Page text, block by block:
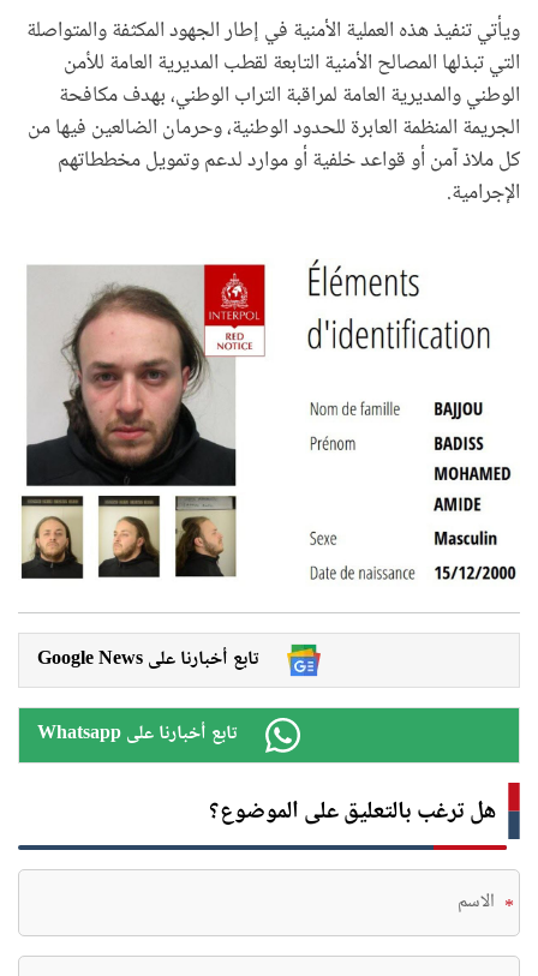
ويأتي تنفيذ هذه العملية الأمنية في إطار الجهود المكثفة والمتواصلة
التي تبذلها المصالح الأمنية التابعة لقطب المديرية العامة للأمن
الوطني والمديرية العامة لمراقبة التراب الوطني، بهدف مكافحة
الجريمة المنظمة العابرة للحدود الوطنية، وحرمان الضالعين فيها من
كل ملاذ آمن أو قواعد خلفية أو موارد لدعم وتمويل مخططاتهم
الإجرامية.
Google News تابع أخبارنا على
Whatsapp تابع أخبارنا على
هل ترغب بالتعليق على الموضوع؟
*